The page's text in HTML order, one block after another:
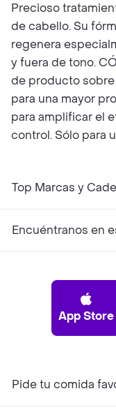
Precioso
de cabello. Su
regenera
y fuera de tono.
de producto
para una mayor
para amplificar el
control. Sólo para
Top Marcas y
Encuéntranos en
App Store
Pide tu comida